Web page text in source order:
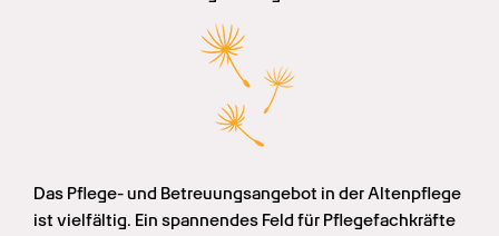
Das Pflege- und Betreuungsangebot in der Altenpflege
ist vielfältig. Ein spannendes Feld für Pflegefachkräfte